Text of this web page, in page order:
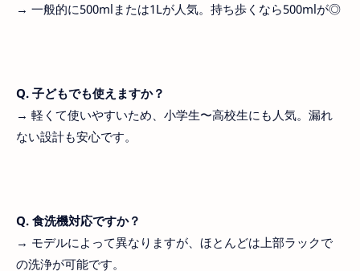
→ 一般的に500mlまたは1Lが人気。持ち歩くなら500mlが◎
Q. 子どもでも使えますか？
→ 軽くて使いやすいため、小学生〜高校生にも人気。漏れ
ない設計も安心です。
Q. 食洗機対応ですか？
→ モデルによって異なりますが、ほとんどは上部ラックで
の洗浄が可能です。